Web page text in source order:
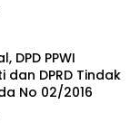
DPD PPWI
dan DPRD Tindak
No 02/2016